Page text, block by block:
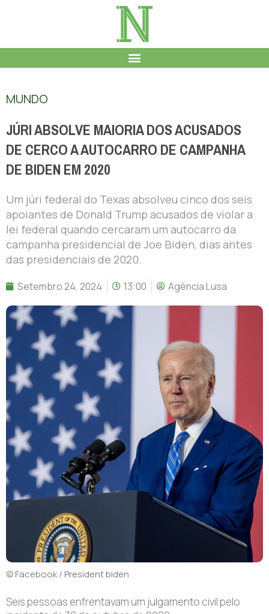
MUNDO
JÚRI ABSOLVE MAIORIA DOS ACUSADOS
DE CERCO A AUTOCARRO DE CAMPANHA
DE BIDEN EM 2020
Um júri federal do Texas absolveu cinco dos seis
apoiantes de Donald Trump acusados de violar a
lei federal quando cercaram um autocarro da
campanha presidencial de Joe Biden, dias antes
das presidenciais de 2020.
Setembro 24, 2024 13:00 Agência Lusa
© Facebook / President biden
Seis pessoas enfrentavam um julgamento civil pelo